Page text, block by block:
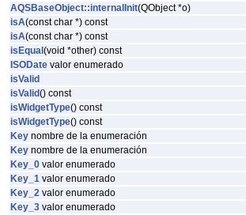
AQSBaseObject::internalInit(QObject *o)
isA(const char *) const
isA(const char *) const
isEqual (void *other) const
ISODate valor enumerado
isValid
isValid() const
isWidgetType() const
isWidgetType() const
Key nombre de la enumeración
Key nombre de la enumeración
Key_0 valor enumerado
Key_1 valor enumerado
Key_2 valor enumerado
Key_3 valor enumerado